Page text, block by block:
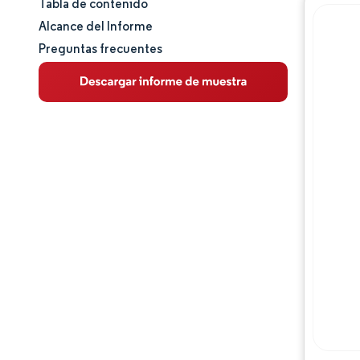
Panorama del Mercado
Análisis de mercado
Tendencias Principales del Mercado
Tabla de contenido
Alcance del Informe
Preguntas frecuentes